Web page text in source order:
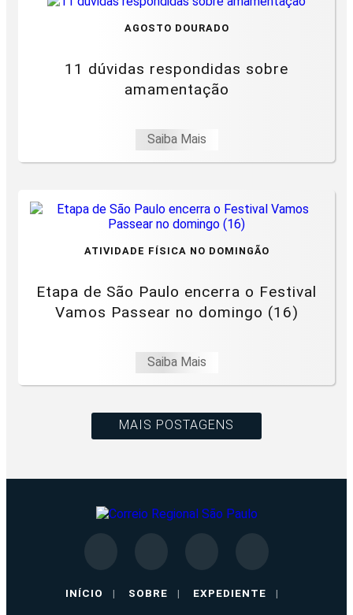
AGOSTO DOURADO
11 dúvidas respondidas sobre
amamentação
Saiba Mais
ATIVIDADE FÍSICA NO DOMINGÃO
Etapa de São Paulo encerra o Festival
Vamos Passear no domingo (16)
Saiba Mais
MAIS POSTAGENS
INÍCIO | SOBRE | EXPEDIENTE |